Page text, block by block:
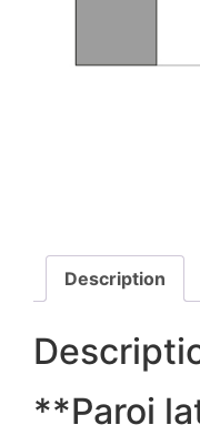
Description
**Paroi